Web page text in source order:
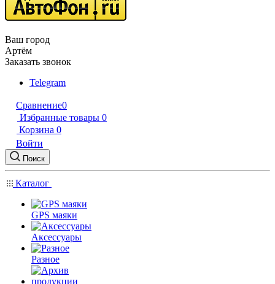
Ваш город
Артём
Заказать звонок
Telegram
Сравнение0
Избранные товары 0
Корзина 0
Войти
Поиск
Каталог
GPS маяки
Аксессуары
Разное